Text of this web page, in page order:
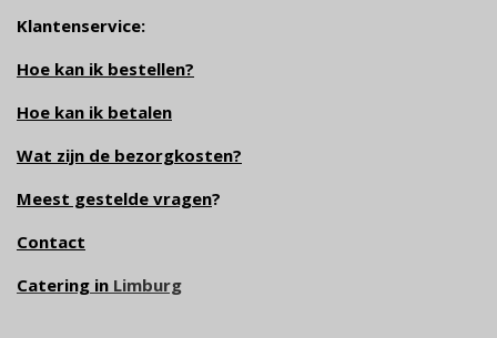
Klantenservice:
Hoe kan ik bestellen?
Hoe kan ik betalen
Wat zijn de bezorgkosten?
Meest gestelde vragen?
Contact
Catering in Limburg